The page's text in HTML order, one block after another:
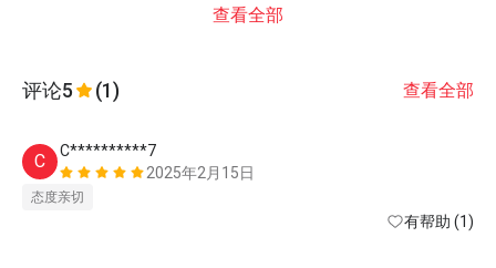
查看全部
评论5 (1) 查看全部
C
C**********7
2025年2月15日
态度亲切
有帮助 (1)